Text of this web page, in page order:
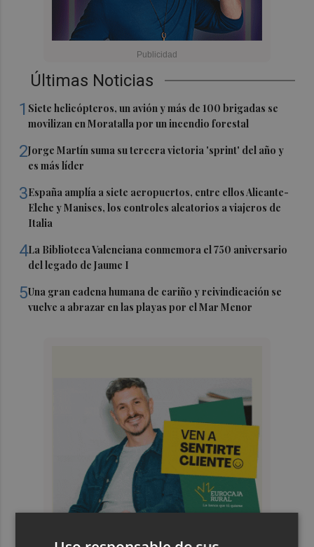
Últimas Noticias
1 Siete helicópteros, un avión y más de 100 brigadas se
movilizan en Moratalla por un incendio forestal
2Jorge Martín suma su tercera victoria 'sprint' del año y
es más líder
3España amplía a siete aeropuertos, entre ellos Alicante-
Elche y Manises, los controles aleatorios a viajeros de
Italia
4La Biblioteca Valenciana conmemora el 750 aniversario
del legado de Jaume I
5Una gran cadena humana de cariño y reivindicación se
vuelve a abrazar en las playas por el Mar Menor